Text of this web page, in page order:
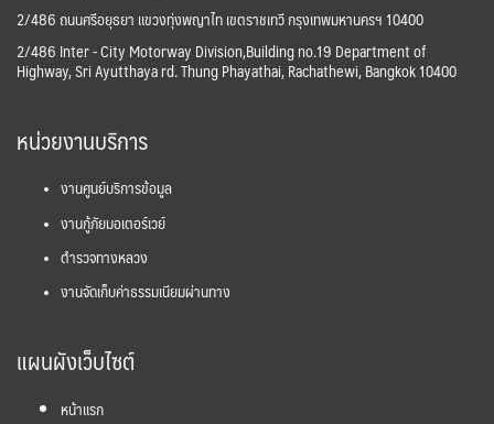
2/486 ถนนศรีอยุธยา แขวงทุ่งพญาไท เขตราชเทวี กรุงเทพมหานครฯ 10400
2/486 Inter - City Motorway Division,Building no.19 Department of
Highway, Sri Ayutthaya rd. Thung Phayathai, Rachathewi, Bangkok 10400
หน่วยงานบริการ
งานศูนย์บริการข้อมูล
งานกู้ภัยมอเตอร์เวย์
ตำรวจทางหลวง
งานจัดเก็บค่าธรรมเนียมผ่านทาง
แผนผังเว็บไซต์
หน้าแรก